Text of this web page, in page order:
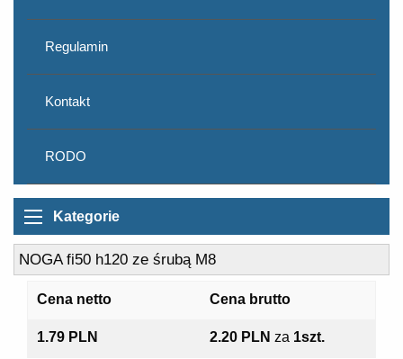
Regulamin
Kontakt
RODO
Kategorie
NOGA fi50 h120 ze śrubą M8
Cena netto Cena brutto
1.79 PLN 2.20 PLN za 1szt.